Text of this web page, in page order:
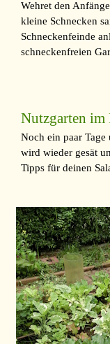
Wehret den
kleine Schnecken
Schneckenfeinde
schneckenfreien
Nutzgarten
Noch ein paar Tage
wird wieder gesät
Tipps für deinen